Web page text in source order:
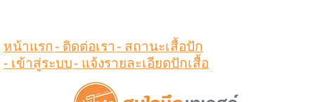
หน้าแรก- ติดต่อเรา- สถานะเสื้อปัก
- เข้าสู่ระบบ- แจ้งรายละเอียดปักเสื้อ